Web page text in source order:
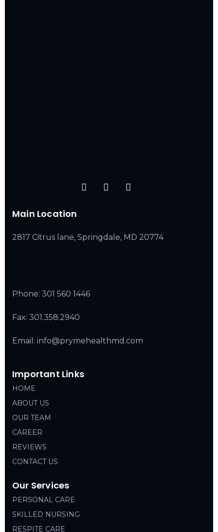
Main Location
2817 Citrus lane, Springdale, MD 20774
Phone: 301 560 1446
Fax: 301.358.2940
Email: info@prymehealthmd.com
Important Links
HOME
ABOUT US
OUR TEAM
CAREER
REVIEWS
CONTACT US
Our Services
PERSONAL CARE
SKILLED NURSING
RESPITE CARE